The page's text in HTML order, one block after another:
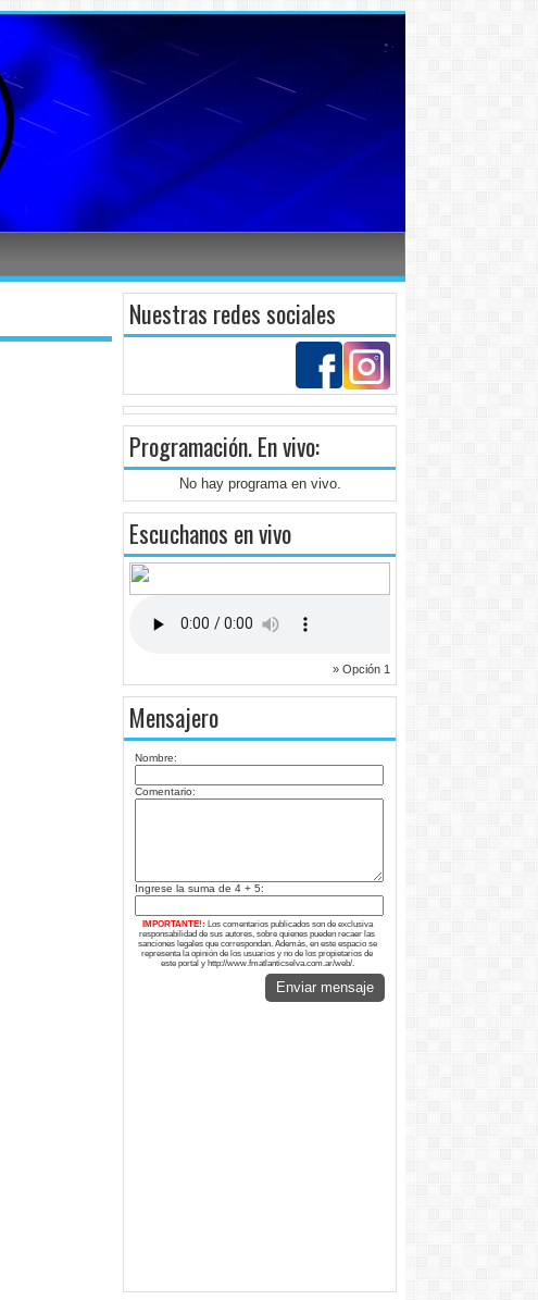
Nuestras redes sociales
Programación. En vivo:
No hay programa en vivo.
Escuchanos en vivo
» Opción 1
Mensajero
Nombre:
Comentario:
Ingrese la suma de 4 + 5:
IMPORTANTE!: Los comentarios publicados son de exclusiva
responsabilidad de sus autores, sobre quienes pueden recaer las
sanciones legales que correspondan. Además, en este espacio se
representa la opinión de los usuarios y no de los propietarios de
este portal y http://www.fmatlanticselva.com.ar/web/.
Enviar mensaje